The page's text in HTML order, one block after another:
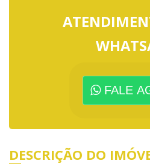
FALE
DESCRIÇÃO DO